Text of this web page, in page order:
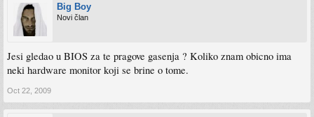
Big Boy
Novi član
Jesi gledao u BIOS za te pragove gasenja ? Koliko znam obicno ima
neki hardware monitor koji se brine o tome.
Oct 22, 2009